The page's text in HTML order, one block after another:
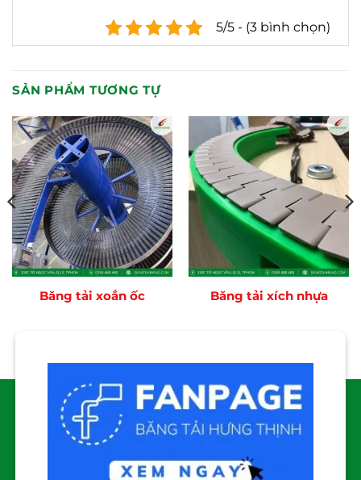
5/5 - (3 bình chọn)
SẢN PHẨM TƯƠNG TỰ
Băng tải xoắn ốc Băng tải xích nhựa